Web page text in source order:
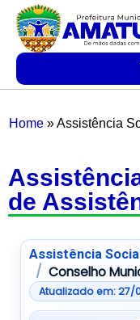
Home»Assistência
de